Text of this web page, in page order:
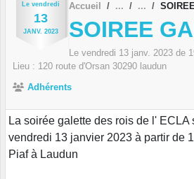
Le vendredi
13
JANV. 2023
Accueil
SOIREE
Le vendredi 13 janv. 2023 de
Lieu : 120 route d'Orsan 30290 laudun
Adhérents
La soirée galette des rois de l' ECLA
vendredi 13 janvier 2023 à partir de
Piaf à Laudun